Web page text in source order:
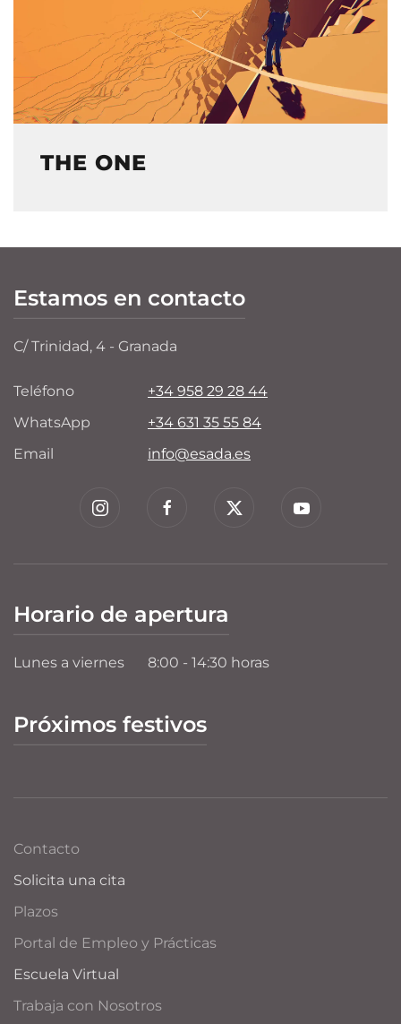
THE ONE
Estamos en contacto
C/ Trinidad, 4 - Granada
Teléfono
+34 958 29 28 44
WhatsApp
+34 631 35 55 84
Email
info@esada.es
Horario de apertura
Lunes a viernes 8:00 - 14:30 horas
Próximos festivos
Contacto
Solicita una cita
Plazos
Portal de Empleo y Prácticas
Escuela Virtual
Trabaja con Nosotros